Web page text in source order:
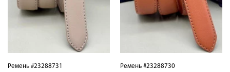
Ремень #23288731
Ремень #23288730